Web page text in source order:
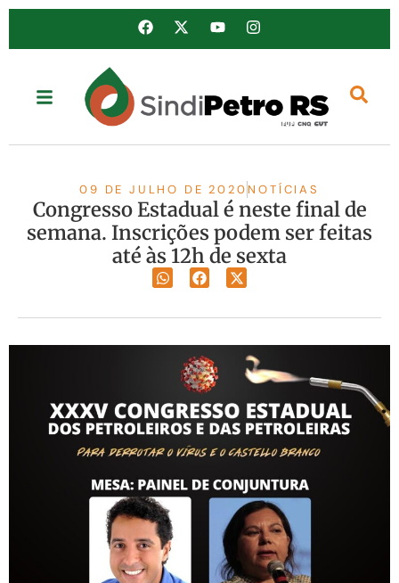
09 DE JULHO DE 2020 NOTÍCIAS
Congresso Estadual é neste final de
semana. Inscrições podem ser feitas
até às 12h de sexta